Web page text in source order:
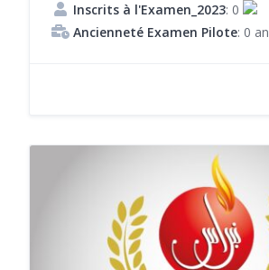
Inscrits à l'Examen_2023: 0
Ancienneté Examen Pilote: 0 an